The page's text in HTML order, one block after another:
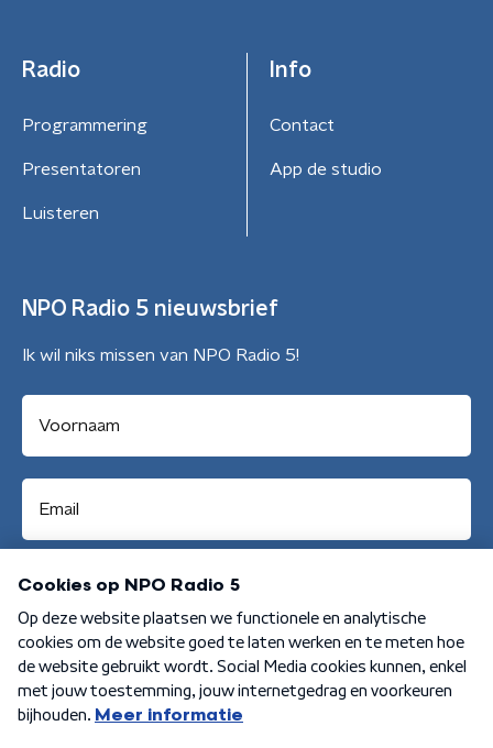
Radio
Programmering
Presentatoren
Luisteren
Info
Contact
App de studio
NPO Radio 5 nieuwsbrief
Ik wil niks missen van NPO Radio 5!
Aanmelden
Algemene voorwaarden Privacybeleid